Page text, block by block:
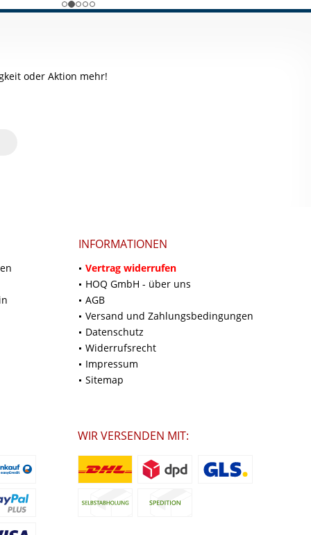
oder Aktion mehr!
INFORMATIONEN
Vertrag widerrufen
HOQ GmbH - über uns
AGB
Versand und Zahlungsbedingungen
Datenschutz
Widerrufsrecht
Impressum
Sitemap
WIR VERSENDEN MIT: